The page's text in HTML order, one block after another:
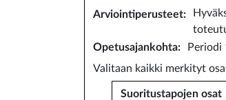
Arviointiperusteet:
Opetusajankohta:
Periodi
Valitaan kaikki merkityt
Suoritustapojen osat